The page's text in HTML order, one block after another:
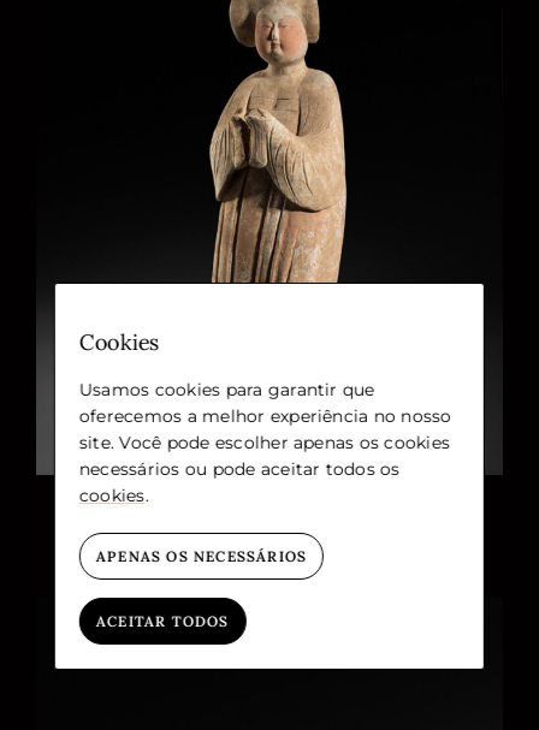
Cookies
Usamos cookies para garantir que
oferecemos a melhor experiência no nosso
site. Você pode escolher apenas os cookies
necessários ou pode aceitar todos os
cookies.
APENAS OS NECESSÁRIOS
ACEITAR TODOS